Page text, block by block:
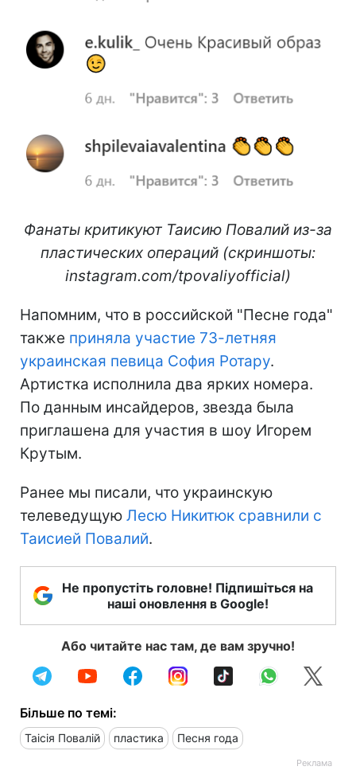
Фанаты критикуют Таисию Повалий из-за
пластических операций (скриншоты:
instagram.com/tpovaliyofficial)
Напомним, что в российской "Песне года"
также приняла участие 73-летняя
украинская певица София Ротару.
Артистка исполнила два ярких номера.
По данным инсайдеров, звезда была
приглашена для участия в шоу Игорем
Крутым.
Ранее мы писали, что украинскую
телеведущую Лесю Никитюк сравнили с
Таисией Повалий.
Не пропустіть головне! Підпишіться на
наші оновлення в Google!
Або читайте нас там, де вам зручно!
Більше по темі:
Таісія Повалій пластика Песня года